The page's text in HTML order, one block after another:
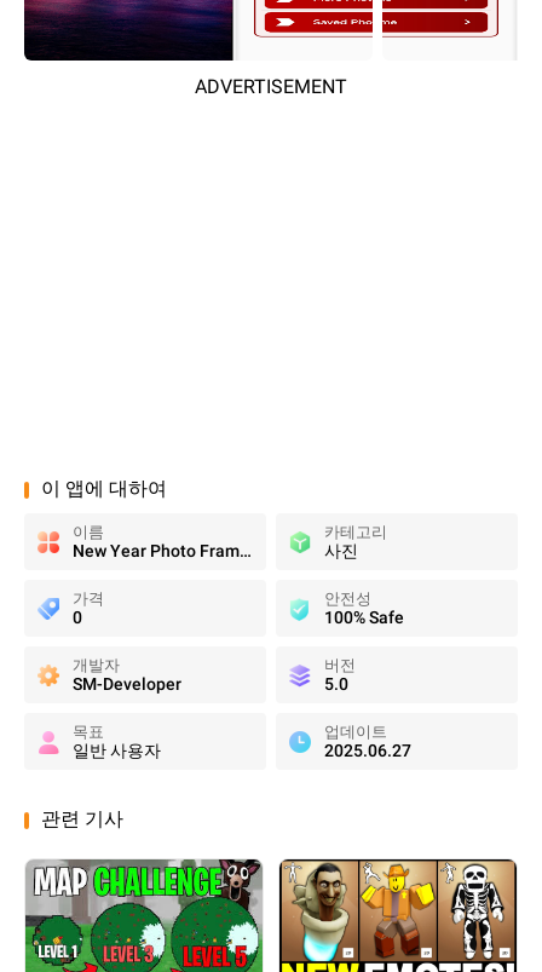
ADVERTISEMENT
이 앱에 대하여
이름
New Year Photo Frame 2026
카테고리
사진
가격
0
안전성
100% Safe
개발자
SM-Developer
버전
5.0
목표
일반 사용자
업데이트
2025.06.27
관련 기사